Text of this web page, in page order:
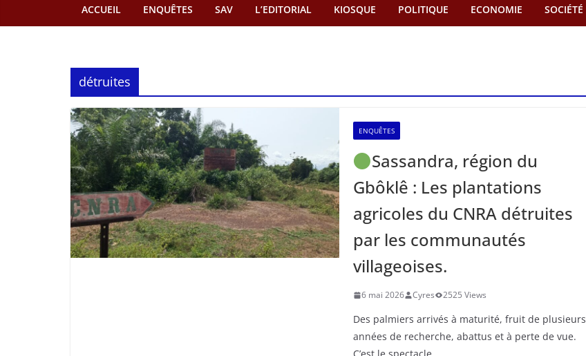
ACCUEIL ENQUÊTES SAV L’EDITORIAL KIOSQUE POLITIQUE ECONOMIE SOCIÉTÉ
détruites
ENQUÊTES
Sassandra, région du
Gbôklê : Les plantations
agricoles du CNRA détruites
par les communautés
villageoises.
6 mai 2026 Cyres 2525 Views
Des palmiers arrivés à maturité, fruit de plusieurs
années de recherche, abattus et à perte de vue.